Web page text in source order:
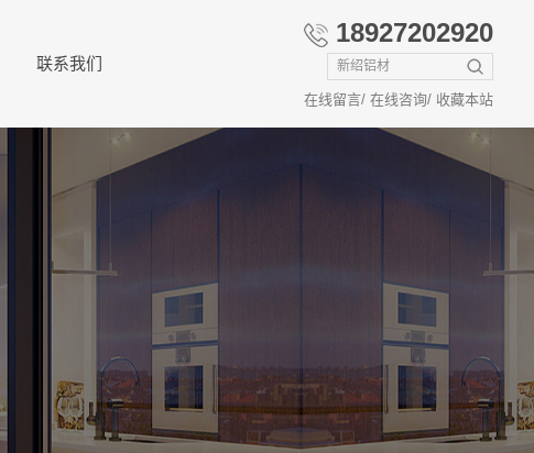
联系我们
18927202920
在线留言/ 在线咨询/ 收藏本站